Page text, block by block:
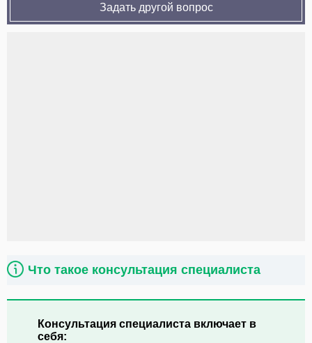
Задать другой вопрос
Что такое консультация специалиста
Консультация специалиста включает в
себя: